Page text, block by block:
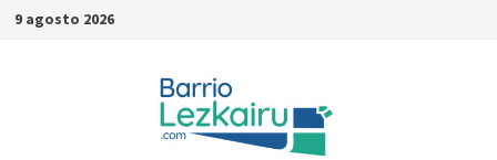
Saltar
9 agosto 2026